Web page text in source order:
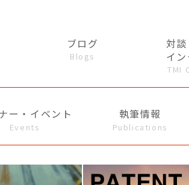
ブログ
Blogs
対談
イ
TMI
ー・イベント
Events
執筆情報
Publications